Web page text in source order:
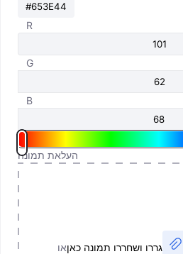
R
G
B
העלאת תמונה
גררו ושחררו תמונה כאןאו